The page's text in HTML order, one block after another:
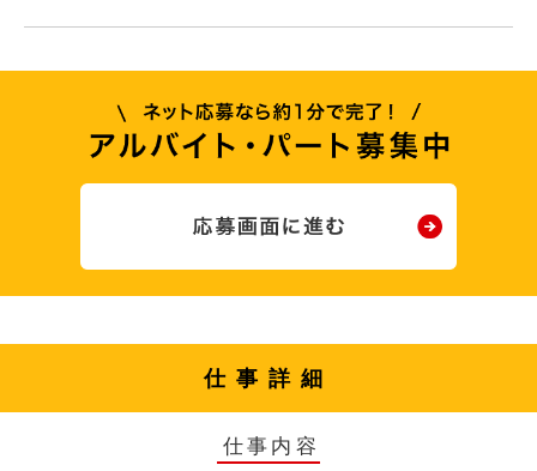
仕事詳細
仕事内容